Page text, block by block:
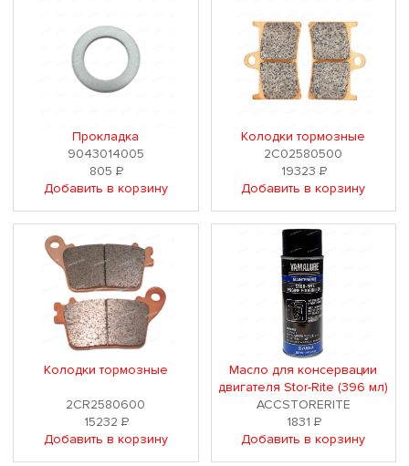
Прокладка
9043014005
805Р
Добавить в корзину
Колодки тормозные
2C02580500
19323Р
Добавить в корзину
Колодки тормозные
2CR2580600
15232Р
Добавить в корзину
Масло для консервации
двигателя Stor-Rite (396 мл)
ACCSTORERITE
1831Р
Добавить в корзину